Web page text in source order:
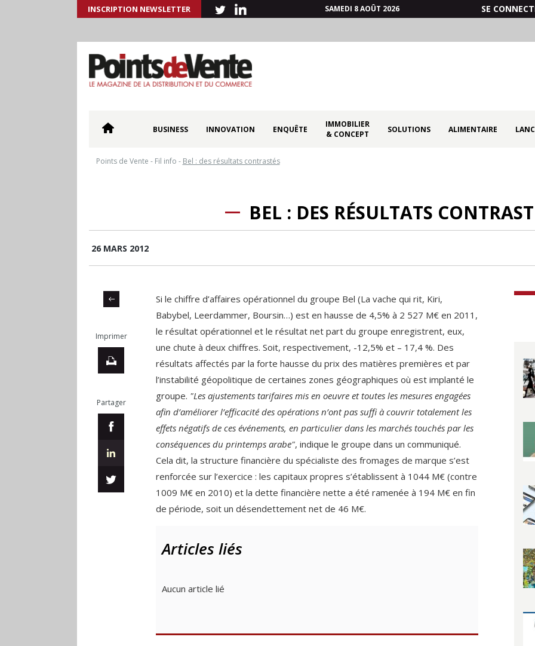
INSCRIPTION NEWSLETTER SAMEDI 8 AOÛT 2026 SE
BUSINESS INNOVATION ENQUÊTE
IMMOBILIER
& CONCEPT
SOLUTIONS ALIMENTAIRE
Points de Vente - Fil info - Bel : des résultats contrastés
BEL : DES RÉSULTATS
26 MARS 2012
Imprimer
Partager
Si le chiffre d’affaires opérationnel du groupe Bel (La vache qui rit, Kiri,
Babybel, Leerdammer, Boursin…) est en hausse de 4,5% à 2 527 M€ en 2011,
le résultat opérationnel et le résultat net part du groupe enregistrent, eux,
une chute à deux chiffres. Soit, respectivement, -12,5% et – 17,4 %. Des
résultats affectés par la forte hausse du prix des matières premières et par
l’instabilité géopolitique de certaines zones géographiques où est implanté le
groupe. "Les ajustements tarifaires mis en oeuvre et toutes les mesures engagées
afin d’améliorer l’efficacité des opérations n’ont pas suffi à couvrir totalement les
effets négatifs de ces événements, en particulier dans les marchés touchés par les
conséquences du printemps arabe", indique le groupe dans un communiqué.
Cela dit, la structure financière du spécialiste des fromages de marque s’est
renforcée sur l’exercice : les capitaux propres s’établissent à 1044 M€ (contre
1009 M€ en 2010) et la dette financière nette a été ramenée à 194 M€ en fin
de période, soit un désendettement net de 46 M€.
Articles liés
Aucun article lié